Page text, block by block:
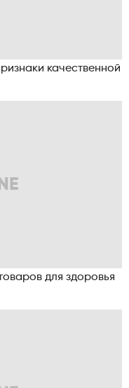
качественной
для здоровья